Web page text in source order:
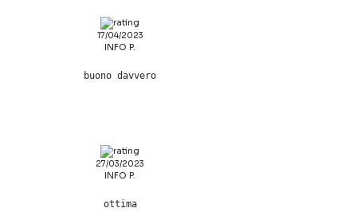
17/04/2023
INFO P.
buono davvero
27/03/2023
INFO P.
ottima